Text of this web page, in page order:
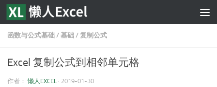
跳至内容
函数与公式基础/基础/复制公式
Excel 复制公式到相邻单元格
作者： 懒人EXCEL · 2019-01-30